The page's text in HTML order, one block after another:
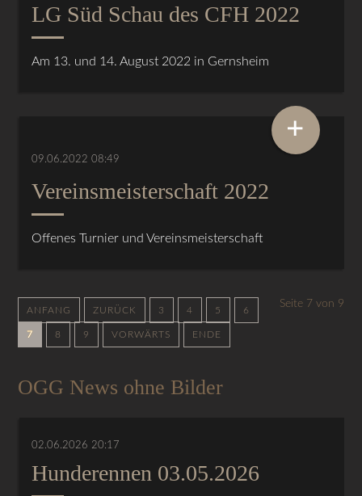
LG Süd Schau des CFH 2022
Am 13. und 14. August 2022 in Gernsheim
09.06.2022 08:49
Vereinsmeisterschaft 2022
Offenes Turnier und Vereinsmeisterschaft
+
Seite 7 von 9
ANFANG ZURÜCK 3 4 5 6
7 8 9 VORWÄRTS ENDE
OGG News ohne Bilder
02.06.2026 20:17
Hunderennen 03.05.2026